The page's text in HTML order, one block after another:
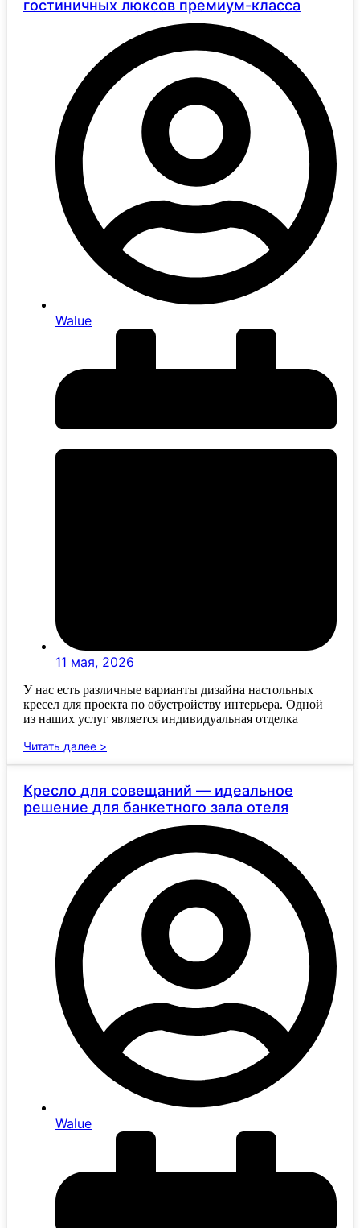
гостиничных люксов премиум-класса
Walue
11 мая, 2026
У нас есть различные варианты дизайна настольных
кресел для проекта по обустройству интерьера. Одной
из наших услуг является индивидуальная отделка
Читать далее >
Кресло для совещаний — идеальное
решение для банкетного зала отеля
Walue